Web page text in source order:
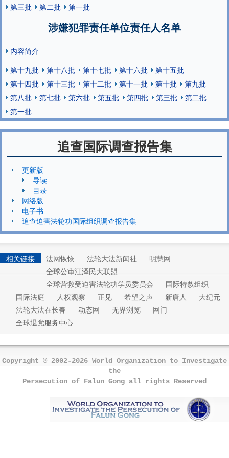
第三批
第二批 第一批
涉嫌犯罪责任单位责任人名单
内容简介
第十九批
第十八批 第十七批 第十六批
第十五批
第十四批
第十三批 第十二批 第十一批 第十批
第九批
第八批
第七批 第六批 第五批 第四批 第三批
第二批
第一批
追查国际调查报告集
更新版
导读
目录
网络版
电子书
追查迫害法轮功国际组织调查报告集
相关链接 法网恢恢 法轮大法新闻社
明慧网
全球公审江泽民大联盟
全球营救受迫害法轮功学员委员会
国际特赦组织
国际法庭
人权观察 正见 希望之声 新唐人
大纪元
法轮大法在长春
动态网 无界浏览
网门
全球退党服务中心
Copyright © 2002-2026 World Organization to Investigate
the
Persecution of Falun Gong all rights Reserved